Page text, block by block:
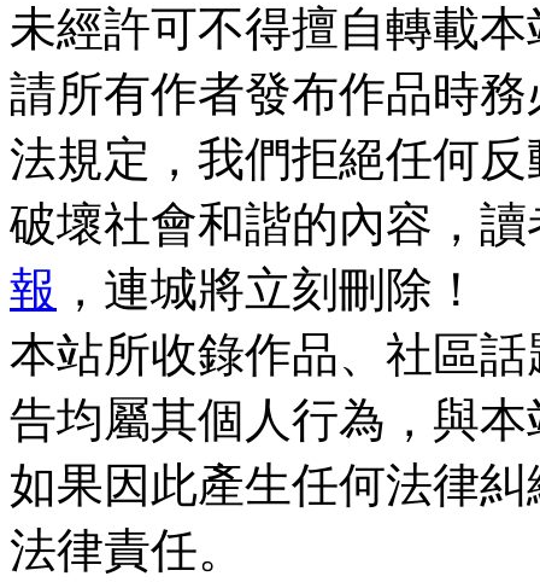
未經許可不得擅自轉載
請所有作者發布作品時
法規定，我們拒絕任何
破壞社會和諧的內容，
報 ，連城將立刻刪除！
本站所收錄作品、社區
告均屬其個人行為，與
如果因此產生任何法律
法律責任。